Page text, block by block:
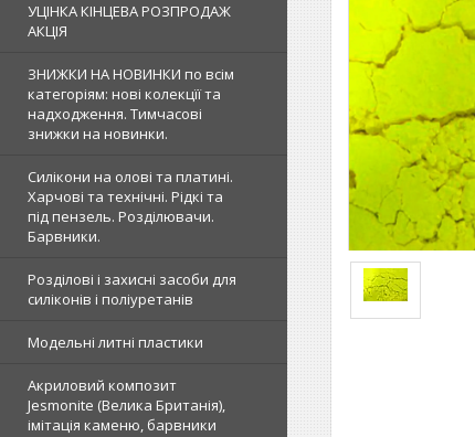
УЦІНКА КІНЦЕВА РОЗПРОДАЖ
АКЦІЯ
ЗНИЖКИ НА НОВИНКИ по всім
категоріям: нові колекцїї та
надходження. Тимчасові
знижки на новинки.
Силікони на олові та платині.
Харчові та технічні. Рідкі та
під пензель. Розділювачи.
Барвники.
Розділові і захисні засоби для
силіконів і поліуретанів
Модельні литні пластики
Акриловий композит
Jesmonite (Велика Британія),
імітація каменю, барвники